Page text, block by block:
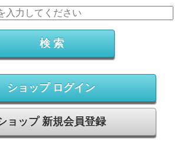
ショップ ログイン
ョップ 新規会員登録